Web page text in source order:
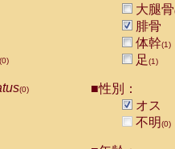
(0)
(0)
大腿骨
腓骨
体幹(1)
足(1)
■性別：
オス
不明(0)